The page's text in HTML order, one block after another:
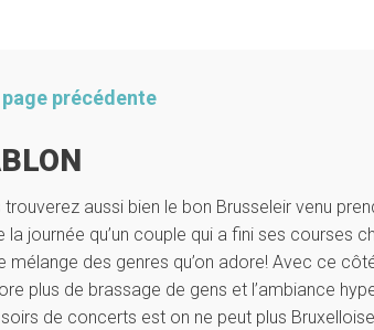
précédente
aussi bien le bon Brusseleir venu
la journée qu’un couple qui a fini ses courses
mélange des genres qu’on adore! Avec ce
plus de brassage de gens et l’ambiance
de concerts est on ne peut plus